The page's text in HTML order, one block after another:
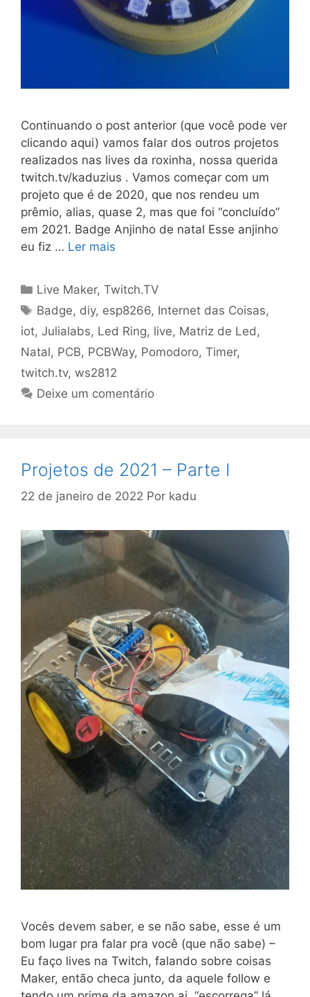
Continuando o post anterior (que você pode ver
clicando aqui) vamos falar dos outros projetos
realizados nas lives da roxinha, nossa querida
twitch.tv/kaduzius . Vamos começar com um
projeto que é de 2020, que nos rendeu um
prêmio, alias, quase 2, mas que foi “concluído”
em 2021. Badge Anjinho de natal Esse anjinho
eu fiz … Ler mais
Categorias
Live Maker,Twitch.TV
Tags
Badge, diy, esp8266, Internet das Coisas,
iot, Julialabs, Led Ring, live, Matriz de Led ,
Natal, PCB, PCBWay, Pomodoro, Timer,
twitch.tv, ws2812
Deixe um comentário
Projetos de 2021 – Parte I
22 de janeiro de 2022 Por kadu
Vocês devem saber, e se não sabe, esse é um
bom lugar pra falar pra você (que não sabe) –
Eu faço lives na Twitch, falando sobre coisas
Maker, então checa junto, da aquele follow e